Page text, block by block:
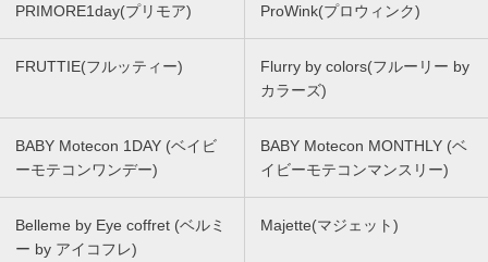
PRIMORE1day(プリモア) ProWink(プロウィンク)
FRUTTIE(フルッティー)
Flurry by colors(フルーリー by
カラーズ)
BABY Motecon 1DAY (ベイビ
ーモテコンワンデー)
BABY Motecon MONTHLY (ベ
イビーモテコンマンスリー)
Belleme by Eye coffret (ベルミ
ー by アイコフレ)
Majette(マジェット)